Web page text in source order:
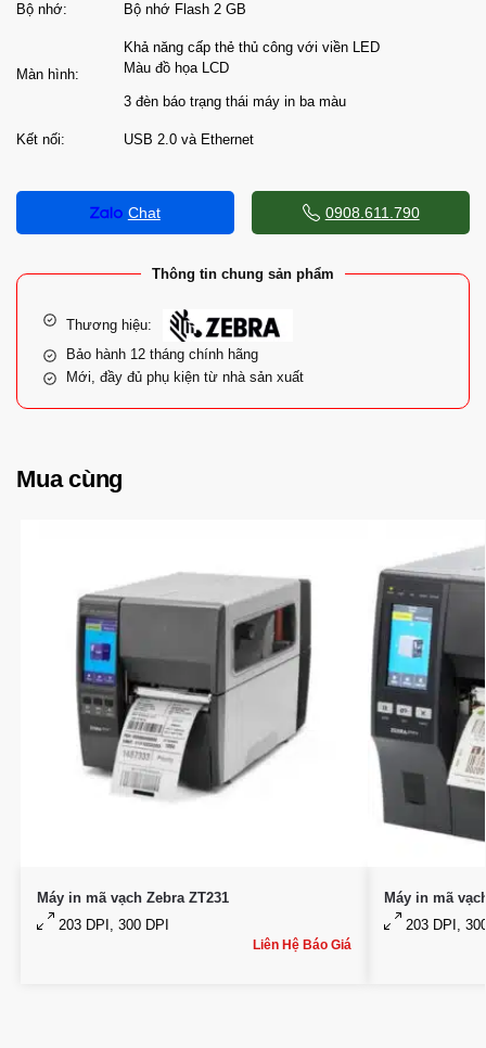
Bộ nhớ: Bộ nhớ Flash 2 GB
Màn hình:
Khả năng cấp thẻ thủ công với viền LED
Màu đồ họa LCD
3 đèn báo trạng thái máy in ba màu
Kết nối: USB 2.0 và Ethernet
Chat 0908.611.790
Thông tin chung sản phẩm
Thương hiệu:
Bảo hành 12 tháng chính hãng
Mới, đầy đủ phụ kiện từ nhà sản xuất
Mua cùng
Máy in mã vạch Zebra ZT231
203 DPI, 300 DPI
Liên Hệ Báo Giá
Máy in mã
203 DPI,